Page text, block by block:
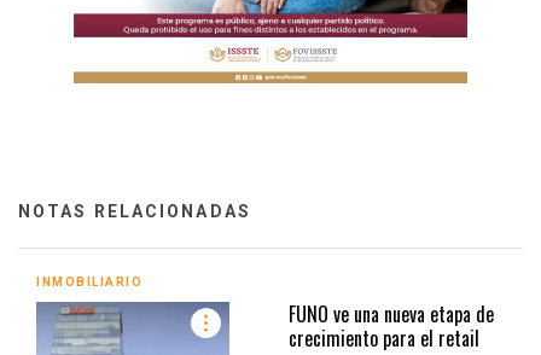
NOTAS RELACIONADAS
INMOBILIARIO
FUNO ve una nueva etapa de
crecimiento para el retail